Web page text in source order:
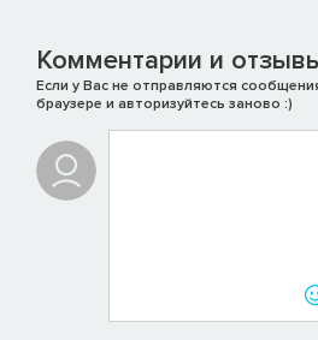
Комментарии и
Если у Вас не отправляются
браузере и авторизуйтесь заново :)